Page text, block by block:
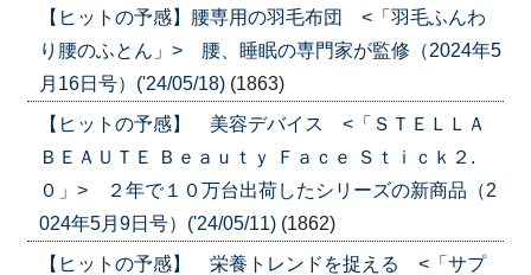
【ヒットの予感】腰専用の羽毛布団 <「羽毛ふんわ
り腰のふとん」> 腰、睡眠の専門家が監修（2024年5
月16日号）('24/05/18) (1863)
【ヒットの予感】 美容デバイス <「ＳＴＥＬＬＡ
ＢＥＡＵＴＥ Ｂｅａｕｔｙ Ｆａｃｅ Ｓｔｉｃｋ２.
０」> ２年で１０万台出荷したシリーズの新商品（2
024年5月9日号）('24/05/11) (1862)
【ヒットの予感】 栄養トレンドを捉える <「サプ